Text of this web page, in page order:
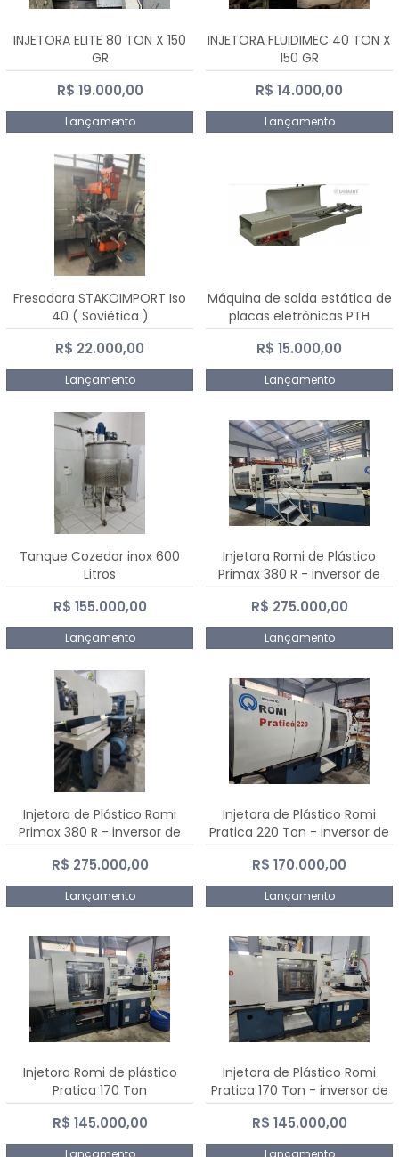
INJETORA ELITE 80 TON X 150
GR
R$ 19.000,00
Lançamento
INJETORA FLUIDIMEC 40 TON X
150 GR
R$ 14.000,00
Lançamento
Fresadora STAKOIMPORT Iso
40 ( Soviética )
R$ 22.000,00
Lançamento
Máquina de solda estática de
placas eletrônicas PTH
DIALSAT
R$ 15.000,00
Lançamento
Tanque Cozedor inox 600
Litros
R$ 155.000,00
Lançamento
Injetora Romi de Plástico
Primax 380 R - inversor de
frequência NR 12 - 2008
R$ 275.000,00
Lançamento
Injetora de Plástico Romi
Primax 380 R - inversor de
frequência NR 12
R$ 275.000,00
Lançamento
Injetora de Plástico Romi
Pratica 220 Ton - inversor de
frequência NR 12
R$ 170.000,00
Lançamento
Injetora Romi de plástico
Pratica 170 Ton
R$ 145.000,00
Lançamento
Injetora de Plástico Romi
Pratica 170 Ton - inversor de
frequência NR 12
R$ 145.000,00
Lançamento